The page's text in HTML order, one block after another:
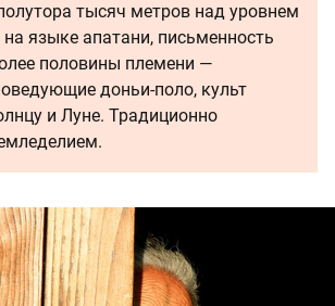
тысяч метров над уровнем
языке апатани, письменность
половины племени —
доньи-поло, культ
и Луне. Традиционно